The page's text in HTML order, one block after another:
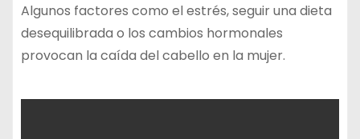
Algunos factores como el estrés, seguir una dieta
desequilibrada o los cambios hormonales
provocan la caída del cabello en la mujer.